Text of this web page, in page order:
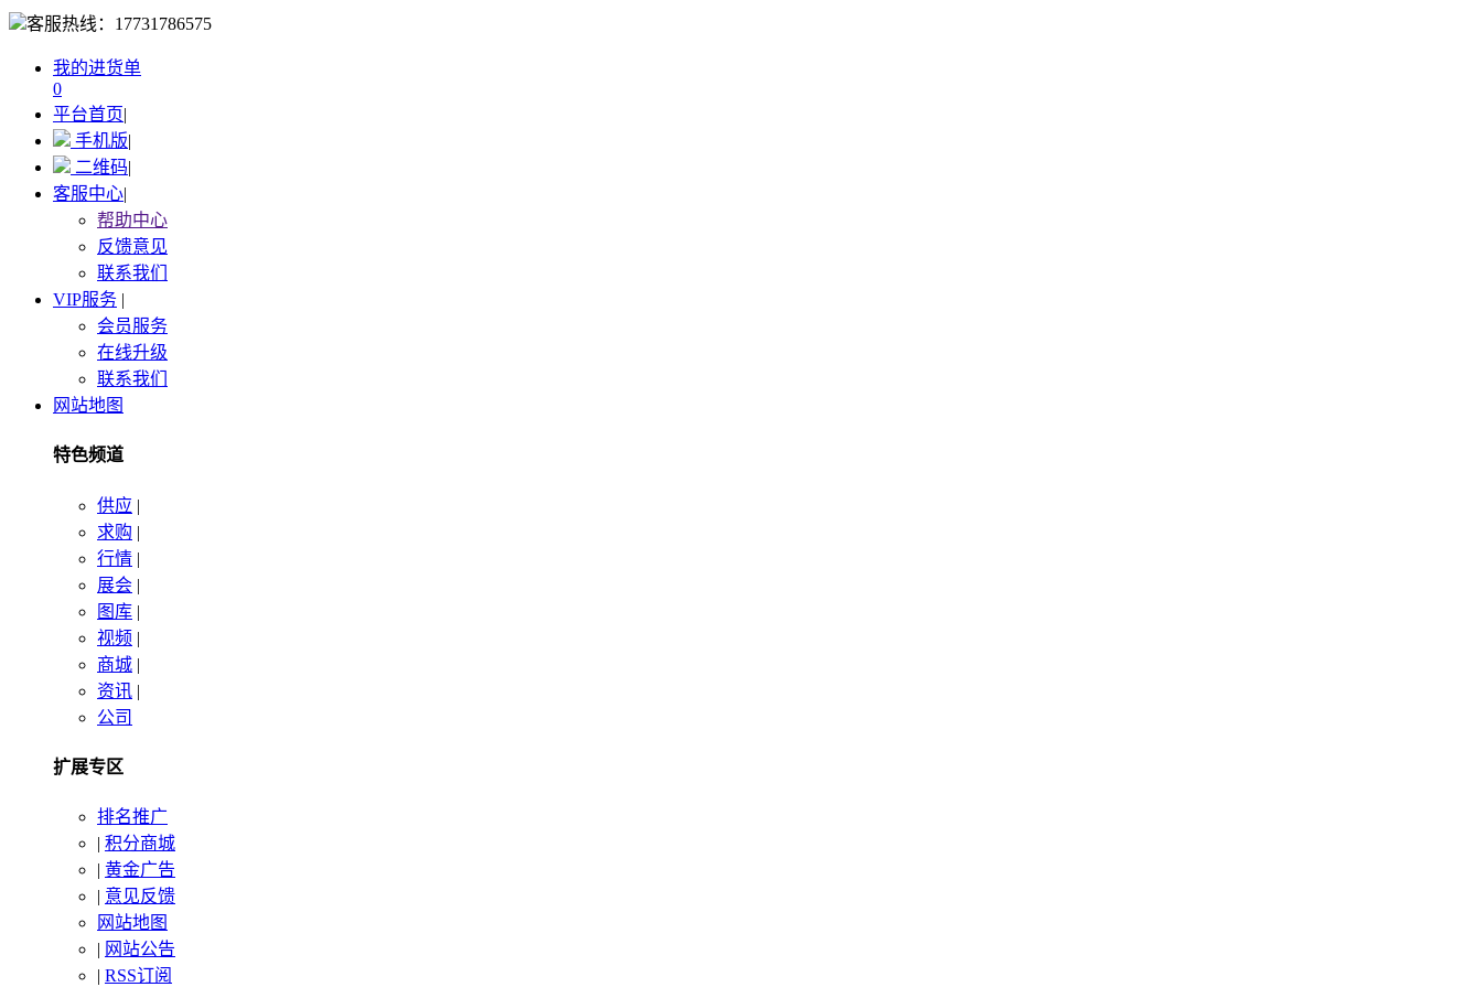
客服热线： 17731786575
我的进货单
0
平台首页|
手机版|
二维码|
客服中心|
帮助中心
反馈意见
联系我们
VIP服务 |
会员服务
在线升级
联系我们
网站地图
特色频道
供应 |
求购 |
行情 |
展会 |
图库 |
视频 |
商城 |
资讯 |
公司
扩展专区
排名推广
| 积分商城
| 黄金广告
| 意见反馈
网站地图
| 网站公告
| RSS订阅